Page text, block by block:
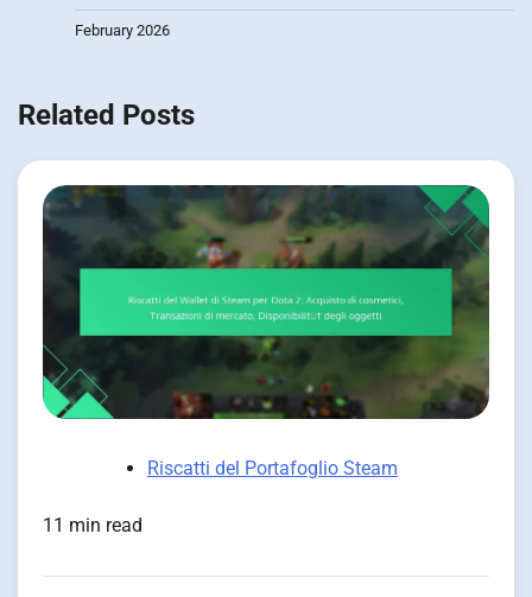
February 2026
Related Posts
Riscatti del Portafoglio Steam
11 min read